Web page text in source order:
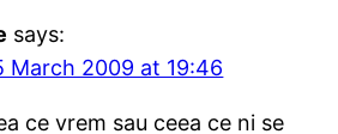
says:
March 2009 at 19:46
ce vrem sau ceea ce ni se